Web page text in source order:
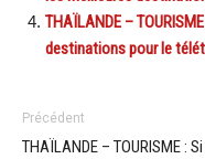
THAÏLANDE –
destinations pour le
Précédent
THAÏLANDE – TOURISME :